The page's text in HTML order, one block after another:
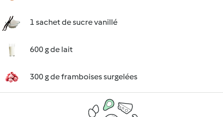
1 sachet de sucre vanillé
600 g de lait
300 g de framboises surgelées